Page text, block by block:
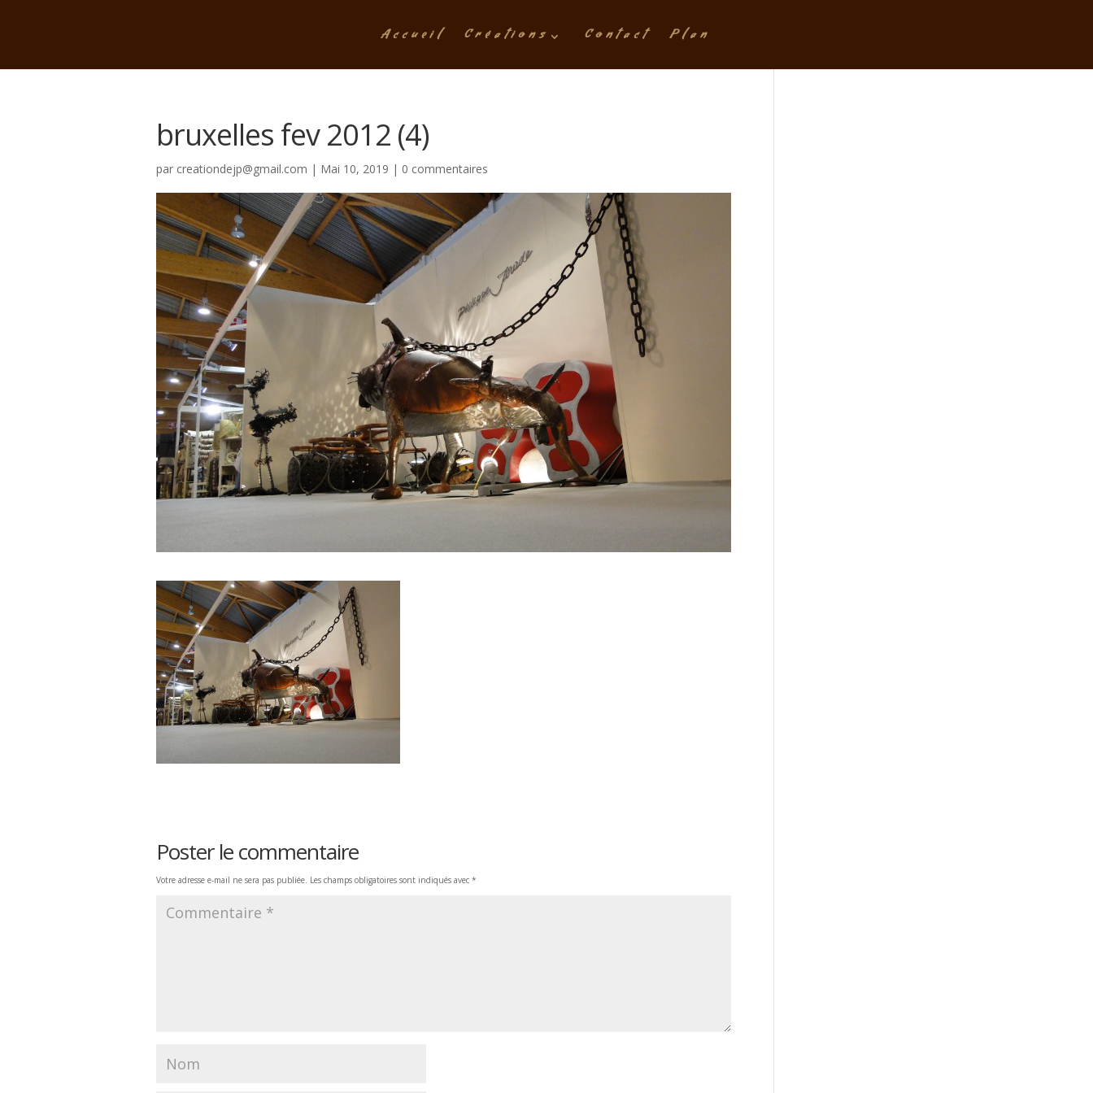
Accueil Créations Contact Plan
bruxelles fev 2012 (4)
par creationdejp@gmail.com | Mai 10, 2019 | 0 commentaires
Poster le commentaire
Votre adresse e-mail ne sera pas publiée. Les champs obligatoires sont indiqués avec *